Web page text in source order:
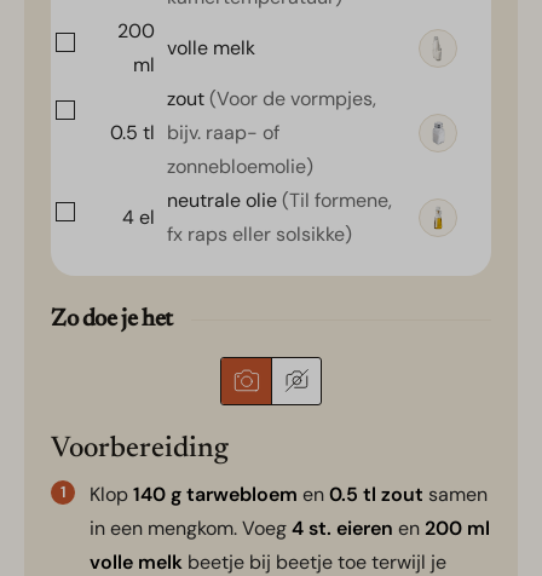
200
ml
volle melk
0.5 tl
zout(Voor de vormpjes,
bijv. raap- of
zonnebloemolie)
4el
neutrale olie(Til formene,
fx raps eller solsikke)
Zo doe je het
Voorbereiding
Klop140 g tarwebloem en0.5 tl zout samen
in een mengkom. Voeg4 st. eieren en 200 ml
volle melk beetje bij beetje toe terwijl je